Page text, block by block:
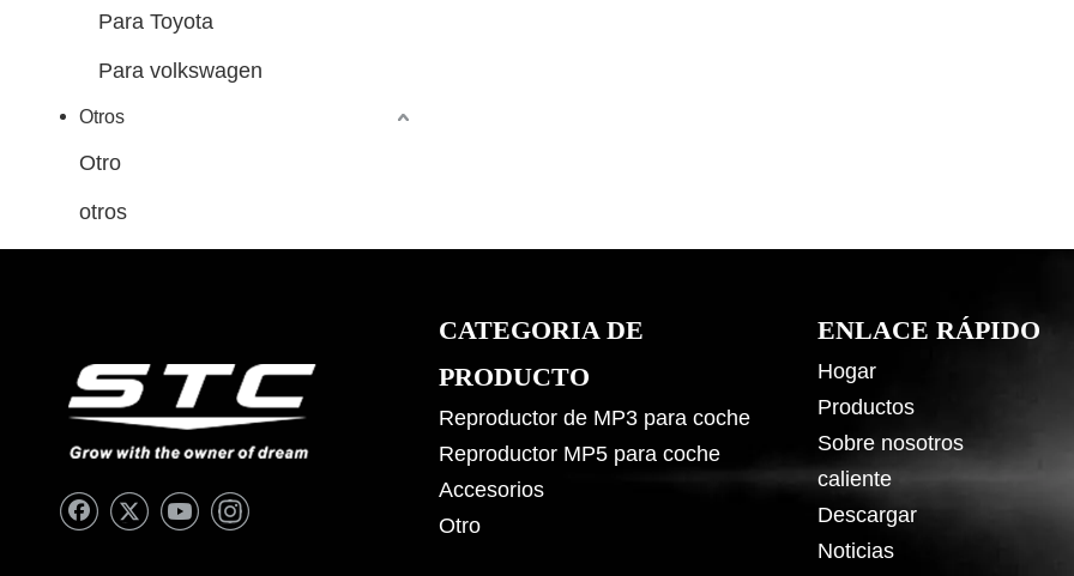
Para Toyota
Para volkswagen
Otros
Otro
otros
CATEGORIA DE
PRODUCTO
Reproductor de MP3 para coche
Reproductor MP5 para coche
Accesorios
Otro
ENLACE RÁPIDO
Hogar
Productos
Sobre nosotros
caliente
Descargar
Noticias